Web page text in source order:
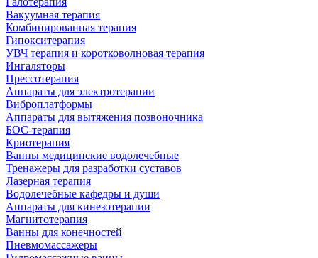
Вакуумная терапия
Комбинированная терапия
Гипокситерапия
УВЧ терапия и коротковолновая терапия
Ингаляторы
Прессотерапия
Аппараты для электротерапии
Виброплатформы
Аппараты для вытяжения позвоночника
БОС-терапия
Криотерапия
Ванны медицинские водолечебные
Тренажеры для разработки суставов
Лазерная терапия
Водолечебные кафедры и души
Аппараты для кинезотерапии
Магнитотерапия
Ванны для конечностей
Пневмомассажеры